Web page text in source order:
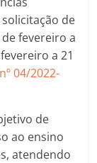
de
fevereiro a
a 21
nº 04/2022-
de
ao ensino
atendendo